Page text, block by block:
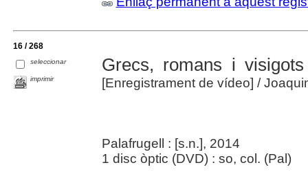
16 / 268
seleccionar
imprimir
Grecs, romans i
[Enregistrament de vídeo] /
Palafrugell : [s.n.], 2014
1 disc òptic (DVD) : so, col. (Pal)